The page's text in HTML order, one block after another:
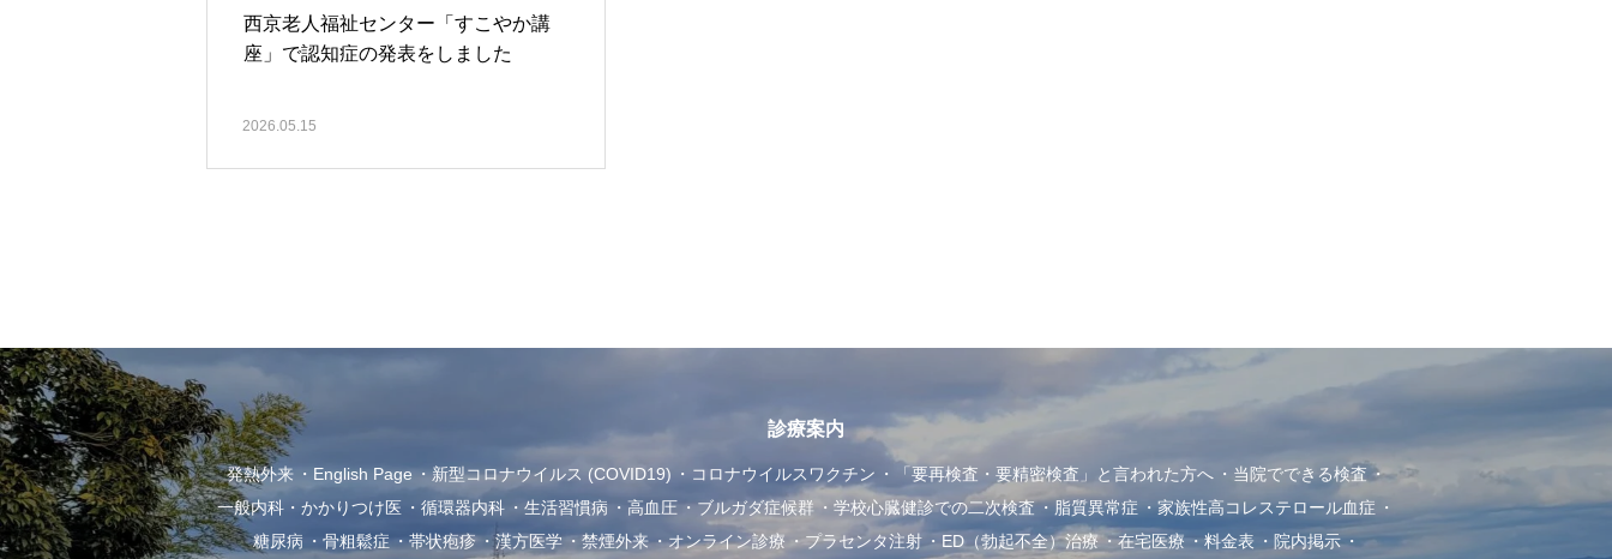
西京老人福祉センター「すこやか講
座」で認知症の発表をしました
2026.05.15
診療案内
発熱外来 English Page 新型コロナウイルス (COVID19) コロナウイルスワクチン 「要再検査・要精密検査」と言われた方へ
当院でできる検査
一般内科・かかりつけ医
循環器内科 生活習慣病 高血圧 ブルガダ症候群 学校心臓健診での二次検査 脂質異常症
家族性高コレステロール血症
糖尿病
骨粗鬆症 帯状疱疹 漢方医学 禁煙外来 オンライン診療 プラセンタ注射 ED（勃起不全）治療 在宅医療 料金表
院内掲示